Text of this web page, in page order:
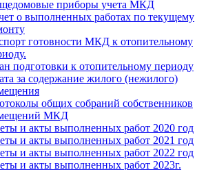
приборы учета МКД
о выполненных работах по текущему
готовности МКД к отопительному
подготовки к отопительному периоду
за содержание жилого (нежилого)
общих собраний собственников
МКД
и акты выполненных работ 2020 год
и акты выполненных работ 2021 год
и акты выполненных работ 2022 год
и акты выполненных работ 2023г.